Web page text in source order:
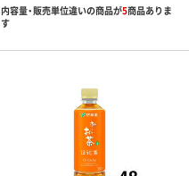
内容量・販売単位違いの商品が5商品ありま
す